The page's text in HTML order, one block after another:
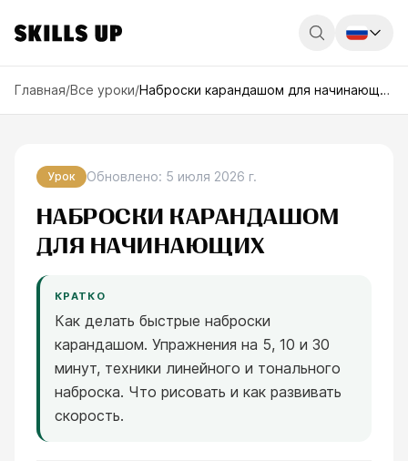
Беларусь
Главная/Все уроки/ Наброски карандашом для начинающих
Урок Обновлено: 5 июля 2026 г.
НАБРОСКИ КАРАНДАШОМ
ДЛЯ НАЧИНАЮЩИХ
КРАТКО
Как делать быстрые наброски
карандашом. Упражнения на 5, 10 и 30
минут, техники линейного и тонального
наброска. Что рисовать и как развивать
скорость.